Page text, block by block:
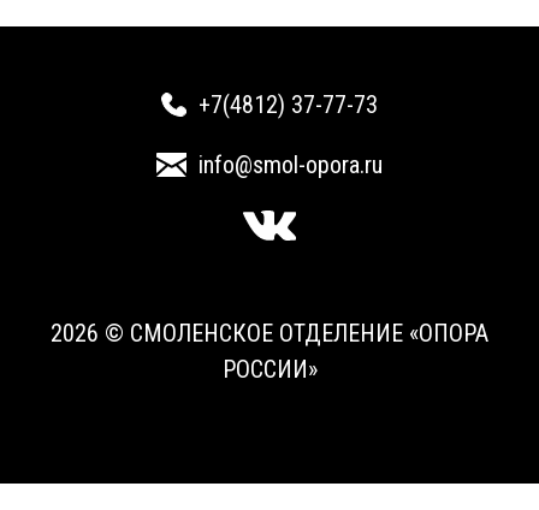
+7(4812) 37-77-73
info@smol-opora.ru
2026 © СМОЛЕНСКОЕ ОТДЕЛЕНИЕ «ОПОРА
РОССИИ»